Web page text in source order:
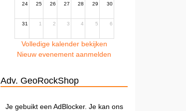
24 25 26 27 28 29 30
31 1 2 3 4 5 6
Volledige kalender bekijken
Nieuw evenement aanmelden
Adv. GeoRockShop
Je gebuikt een AdBlocker. Je kan ons